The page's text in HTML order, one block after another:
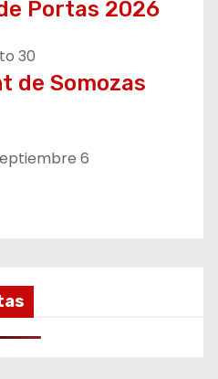
Portas 2026
30
de Somozas
6